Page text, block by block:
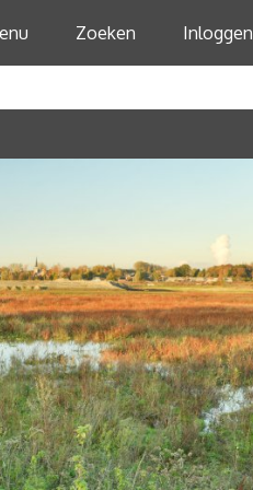
Zoeken Inloggen